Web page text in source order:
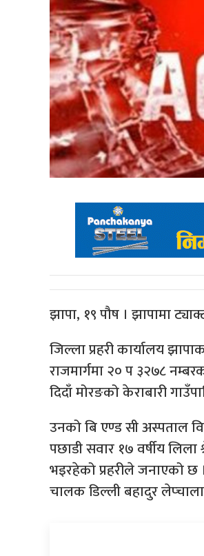
झापा, १९ पौष । झापामा
जिल्ला प्रहरी कार्यालय
राजमार्गमा २० प ३२७८
दिदाँ मोरङको केराबारी
उनको बि एण्ड सी अस्पताल
पछाडी सवार १७ वर्षीय
भइरहेको प्रहरीले जनाएको छ
चालक डिल्ली बहादुर